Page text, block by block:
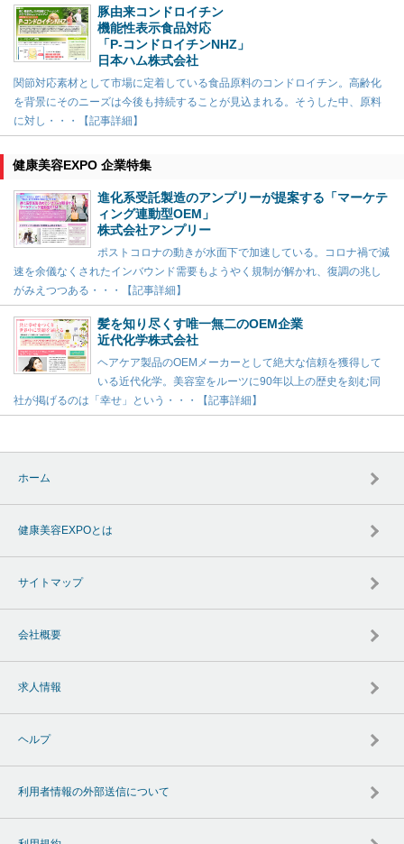
豚由来コンドロイチン
機能性表示食品対応
「P-コンドロイチンNHZ」
日本ハム株式会社
関節対応素材として市場に定着している食品原料のコンドロイチン。高齢化
を背景にそのニーズは今後も持続することが見込まれる。そうした中、原料
に対し・・・【記事詳細】
健康美容EXPO 企業特集
進化系受託製造のアンプリーが提案する「マーケテ
ィング連動型OEM」
株式会社アンプリー
ポストコロナの動きが水面下で加速している。コロナ禍で減
速を余儀なくされたインバウンド需要もようやく規制が解かれ、復調の兆し
がみえつつある・・・【記事詳細】
髪を知り尽くす唯一無二のOEM企業
近代化学株式会社
ヘアケア製品のOEMメーカーとして絶大な信頼を獲得して
いる近代化学。美容室をルーツに90年以上の歴史を刻む同
社が掲げるのは「幸せ」という・・・【記事詳細】
ホーム
健康美容EXPOとは
サイトマップ
会社概要
求人情報
ヘルプ
利用者情報の外部送信について